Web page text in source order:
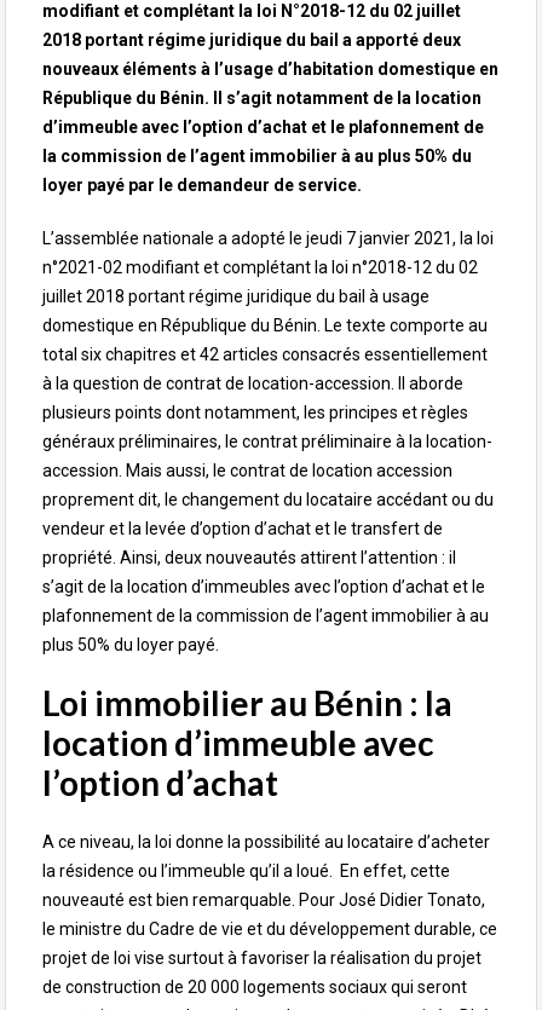
modifiant et complétant la loi N°2018-12 du 02 juillet
2018 portant régime juridique du bail a apporté deux
nouveaux éléments à l’usage d’habitation domestique en
République du Bénin. Il s’agit notamment de la location
d’immeuble avec l’option d’achat et le plafonnement de
la commission de l’agent immobilier à au plus 50% du
loyer payé par le demandeur de service.
L’assemblée nationale a adopté le jeudi 7 janvier 2021, la loi
n°2021-02 modifiant et complétant la loi n°2018-12 du 02
juillet 2018 portant régime juridique du bail à usage
domestique en République du Bénin. Le texte comporte au
total six chapitres et 42 articles consacrés essentiellement
à la question de contrat de location-accession. Il aborde
plusieurs points dont notamment, les principes et règles
généraux préliminaires, le contrat préliminaire à la location-
accession. Mais aussi, le contrat de location accession
proprement dit, le changement du locataire accédant ou du
vendeur et la levée d’option d’achat et le transfert de
propriété. Ainsi, deux nouveautés attirent l’attention : il
s’agit de la location d’immeubles avec l’option d’achat et le
plafonnement de la commission de l’agent immobilier à au
plus 50% du loyer payé.
Loi immobilier au Bénin : la
location d’immeuble avec
l’option d’achat
A ce niveau, la loi donne la possibilité au locataire d’acheter
la résidence ou l’immeuble qu’il a loué. En effet, cette
nouveauté est bien remarquable. Pour José Didier Tonato,
le ministre du Cadre de vie et du développement durable, ce
projet de loi vise surtout à favoriser la réalisation du projet
de construction de 20 000 logements sociaux qui seront